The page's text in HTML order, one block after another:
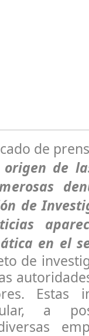
de
de
de
en el
de
Estas
a